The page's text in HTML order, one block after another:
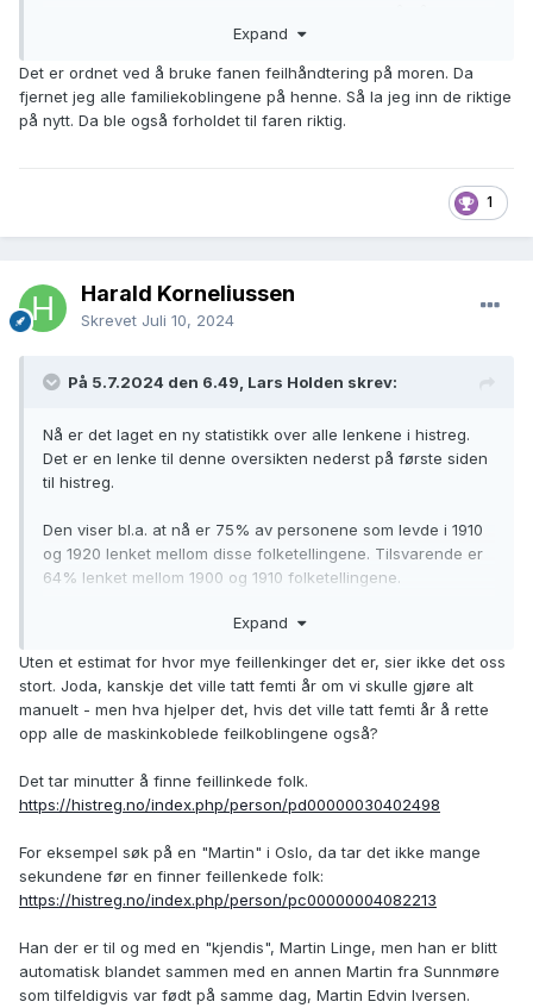
gjennom anene mine flere ganger.
Expand
Det er ordnet ved å bruke fanen feilhåndtering på moren. Da
fjernet jeg alle familiekoblingene på henne. Så la jeg inn de riktige
på nytt. Da ble også forholdet til faren riktig.
1
Harald Korneliussen
Skrevet Juli 10, 2024
På 5.7.2024 den 6.49, Lars Holden skrev:
Nå er det laget en ny statistikk over alle lenkene i histreg.
Det er en lenke til denne oversikten nederst på første siden
til histreg.
Den viser bl.a. at nå er 75% av personene som levde i 1910
og 1920 lenket mellom disse folketellingene. Tilsvarende er
64% lenket mellom 1900 og 1910 folketellingene.
Expand
Uten et estimat for hvor mye feillenkinger det er, sier ikke det oss
stort. Joda, kanskje det ville tatt femti år om vi skulle gjøre alt
manuelt - men hva hjelper det, hvis det ville tatt femti år å rette
opp alle de maskinkoblede feilkoblingene også?
Det tar minutter å finne feillinkede folk.
https://histreg.no/index.php/person/pd00000030402498
For eksempel søk på en "Martin" i Oslo, da tar det ikke mange
sekundene før en finner feillenkede folk:
https://histreg.no/index.php/person/pc00000004082213
Han der er til og med en "kjendis", Martin Linge, men han er blitt
automatisk blandet sammen med en annen Martin fra Sunnmøre
som tilfeldigvis var født på samme dag, Martin Edvin Iversen.